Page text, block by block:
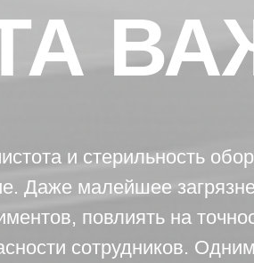
и стерильность
Даже малейшее
повлиять на
сотрудников.